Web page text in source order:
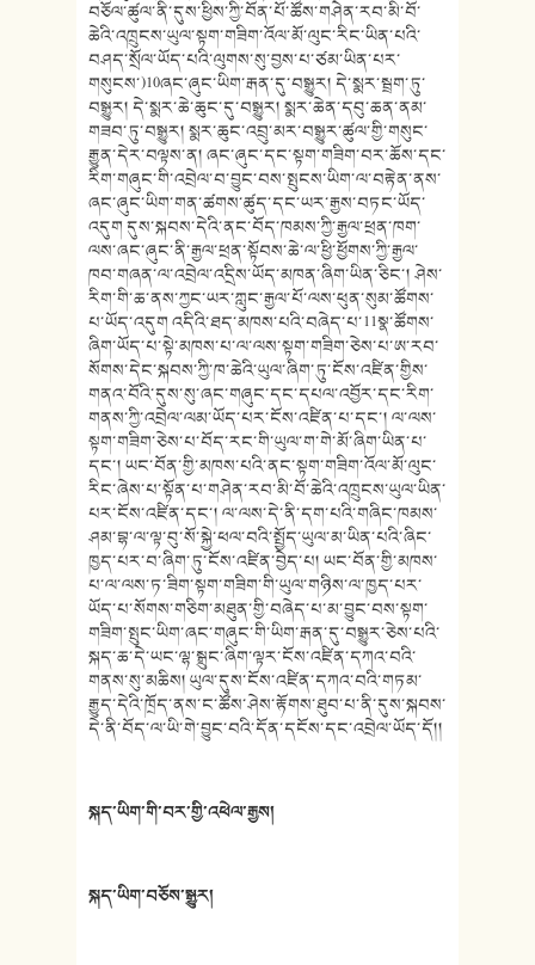
བཅོལ་ཚུལ་ནི་དུས་ཕྱིས་ཀྱི་བོན་པོ་ཚོས་གཤེན་རབ་མི་བོ་
ཆེའི་འཁྲུངས་ཡུལ་སྟག་གཟིག་འོལ་མོ་ལུང་རིང་ཡིན་པའི་
བཤད་སྲོལ་ཡོད་པའི་ལུགས་སུ་བྱས་པ་ཙམ་ཡིན་པར་
གསུངས་)10ཞང་ཞུང་ཡིག་རྒན་དུ་བསྒྱུར། དེ་སྨར་སྦྲག་ཏུ་
བསྒྱུར། དེ་སྨར་ཆེ་ཆུང་དུ་བསྒྱུར། སྨར་ཆེན་དབུ་ཆན་ནམ་
གཟབ་ཏུ་བསྒྱུར། སྨར་ཆུང་འབྲུ་མར་བསྒྱུར་ཚུལ་གྱི་གསུང་
རྒྱུན་དེར་བལྟས་ན། ཞང་ཞུང་དང་སྟག་གཟིག་བར་ཆོས་དང་
རིག་གཞུང་གི་འབྲེལ་བ་བྱུང་བས་སྤུངས་ཡིག་ལ་བརྟེན་ནས་
ཞང་ཞུང་ཡིག་གན་ཚགས་ཚུད་དང་ཡར་རྒྱས་བཏང་ཡོད་
འདུག དུས་སྐབས་དེའི་ནང་བོད་ཁམས་ཀྱི་རྒྱལ་ཕྲན་ཁག་
ལས་ཞང་ཞུང་ནི་རྒྱལ་ཕྲན་སྟོབས་ཆེ་ལ་ཕྱི་ཕྱོགས་ཀྱི་རྒྱལ་
ཁབ་གཞན་ལ་འབྲེལ་འདྲིས་ཡོད་མཁན་ཞིག་ཡིན་ཅིང་། ཤེས་
རིག་གི་ཆ་ནས་ཀྱང་ཡར་ཀླུང་རྒྱལ་པོ་ལས་ཕུན་སུམ་ཚོགས་
པ་ཡོད་འདུག འདིའི་ཐད་མཁས་པའི་བཞེད་པ་11སྣ་ཚོགས་
ཞིག་ཡོད་པ་སྟེ་མཁས་པ་ལ་ལས་སྟག་གཟིག་ཅེས་པ་ཨ་རབ་
སོགས་དེང་སྐབས་ཀྱི་ཁ་ཆེའི་ཡུལ་ཞིག་ཏུ་ངོས་འཛིན་གྱིས་
གནའ་བོའི་དུས་སུ་ཞང་གཞུང་དང་དཔལ་འབྱོར་དང་རིག་
གནས་ཀྱི་འབྲེལ་ལམ་ཡོད་པར་ངོས་འཛིན་པ་དང་། ལ་ལས་
སྟག་གཟིག་ཅེས་པ་བོད་རང་གི་ཡུལ་ག་གེ་མོ་ཞིག་ཡིན་པ་
དང་། ཡང་བོན་གྱི་མཁས་པའི་ནང་སྟག་གཟིག་འོལ་མོ་ལུང་
རིང་ཞེས་པ་སྟོན་པ་གཤེན་རབ་མི་བོ་ཆེའི་འཁྲུངས་ཡུལ་ཡིན་
པར་ངོས་འཛིན་དང་། ལ་ལས་དེ་ནི་དག་པའི་གཞིང་ཁམས་
ཤམ་བྷ་ལ་ལྟ་བུ་སོ་སྐྱེ་ཕལ་བའི་སྤྱོད་ཡུལ་མ་ཡིན་པའི་ཞིང་
ཁྱད་པར་བ་ཞིག་ཏུ་ངོས་འཛིན་བྱེད་པ། ཡང་བོན་གྱི་མཁས་
པ་ལ་ལས་ཏ་ཟིག་སྟག་གཟིག་གི་ཡུལ་གཉིས་ལ་ཁྱད་པར་
ཡོད་པ་སོགས་གཅིག་མཐུན་གྱི་བཞེད་པ་མ་བྱུང་བས་སྟག་
གཟིག་སྤུང་ཡིག་ཞང་གཞུང་གི་ཡིག་རྒན་དུ་བསྒྱུར་ཅེས་པའི་
སྐད་ཆ་དེ་ཡང་ལྷ་སྒྲུང་ཞིག་ལྟར་ངོས་འཛིན་དཀའ་བའི་
གནས་སུ་མཆིས། ཡུལ་དུས་ངོས་འཛིན་དཀའ་བའི་གཏམ་
རྒྱུད་དེའི་ཁྲོད་ནས་ང་ཚོས་ཤེས་རྟོགས་ཐུབ་པ་ནི་དུས་སྐབས་
དེ་ནི་བོད་ལ་ཡི་གེ་བྱུང་བའི་དོན་དངོས་དང་འབྲེལ་ཡོད་དོ།།
སྐད་ཡིག་གི་བར་གྱི་འཕེལ་རྒྱས།
སྐད་ཡིག་བཅོས་སྒྱུར།